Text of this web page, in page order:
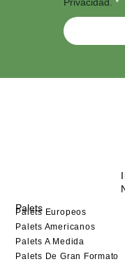
Privacidad. *
Palets
Palets Europeos
Palets Americanos
Palets A Medida
Palets De Gran Formato